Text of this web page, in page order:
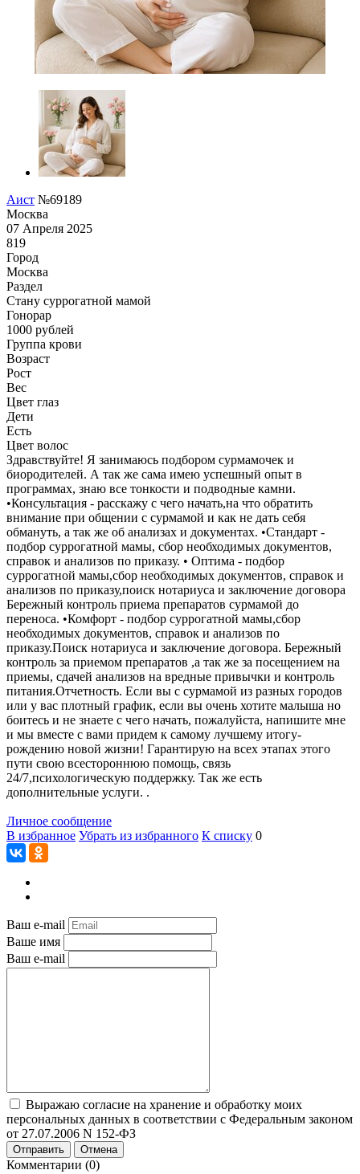
Аист №69189
Москва
07 Апреля 2025
819
Город
Москва
Раздел
Cтану суррогатной мамой
Гонoрар
1000 рублей
Группа крови
Возраст
Рост
Вес
Цвет глаз
Дети
Есть
Цвет волос
Здравствуйте! Я занимаюсь подбором сурмамочек и
биородителей. А так же сама имею успешный опыт в
программах, знаю все тонкости и подводные камни.
•Консультация - расскажу с чего начать,на что обратить
внимание при общении с сурмамой и как не дать себя
обмануть, а так же об анализах и документах. •Стандарт -
подбор суррогатной мамы, сбор необходимых документов,
справок и анализов по приказу. • Оптима - подбор
суррогатной мамы,сбор необходимых документов, справок и
анализов по приказу,поиск нотариуса и заключение договора
Бережный контроль приема препаратов сурмамой до
переноса. •Комфорт - подбор суррогатной мамы,сбор
необходимых документов, справок и анализов по
приказу.Поиск нотариуса и заключение договора. Бережный
контроль за приемом препаратов ,а так же за посещением на
приемы, сдачей анализов на вредные привычки и контроль
питания.Отчетность. Если вы с сурмамой из разных городов
или у вас плотный график, если вы очень хотите малыша но
боитесь и не знаете с чего начать, пожалуйста, напишите мне
и мы вместе с вами придем к самому лучшему итогу-
рождению новой жизни! Гарантирую на всех этапах этого
пути свою всестороннюю помощь, связь
24/7,психологическую поддержку. Так же есть
дополнительные услуги. .
Личное сообщение
В избранное Убрать из избранного К списку 0
Ваш e-mail
Ваше имя
Ваш e-mail
Выражаю согласие на хранение и обработку моих
персональных данных в соответствии с Федеральным законом
от 27.07.2006 N 152-ФЗ
Отправить Отмена
Комментарии (0)